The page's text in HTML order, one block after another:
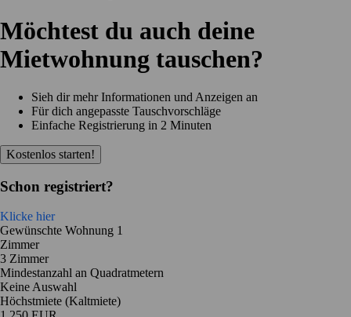
Möchtest du auch deine
Mietwohnung tauschen?
Sieh dir mehr Informationen und Anzeigen an
Für dich angepasste Tauschvorschläge
Einfache Registrierung in 2 Minuten
Kostenlos starten!
Schon registriert?
Klicke hier
Gewünschte Wohnung 1
Zimmer
3 Zimmer
Mindestanzahl an Quadratmetern
Keine Auswahl
Höchstmiete (Kaltmiete)